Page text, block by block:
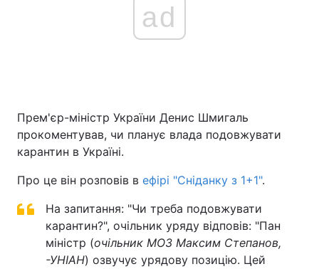
ad
Прем'єр-міністр України Денис Шмигаль
прокоментував, чи планує влада подовжувати
карантин в Україні.
Про це він розповів в ефірі "Сніданку з 1+1".
На запитання: "Чи треба подовжувати
карантин?", очільник уряду відповів: "Пан
міністр (очільник МОЗ Максим Степанов,
-УНІАН) озвучує урядову позицію. Цей